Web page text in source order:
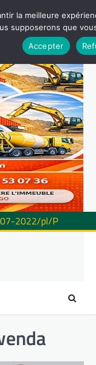
07-2022/pl/P
la meilleure
supposerons que
Accepter